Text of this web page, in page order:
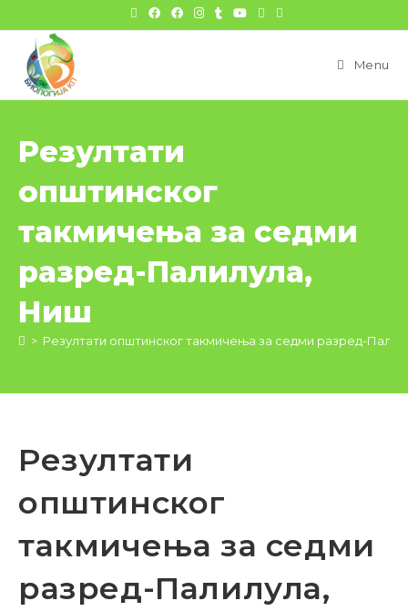
Menu
Резултати
општинског
такмичења за седми
разред-Палилула,
Ниш
> Резултати општинског такмичења за седми разред-
Резултати
општинског
такмичења за седми
разред-Палилула,